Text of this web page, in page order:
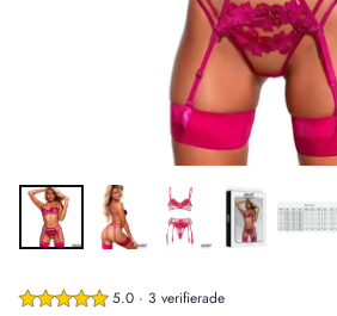
5.0 · 3 verifierade